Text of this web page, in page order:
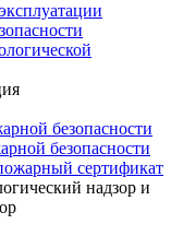
безопасности
безопасности
сертификат
надзор и